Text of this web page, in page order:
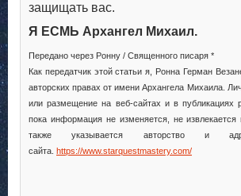
защищать вас.
Я ЕСМЬ Архангел Михаил.
Передано через Ронну / Священного писаря *
Как передатчик этой статьи я, Ронна Герман
авторских правах от имени Архангела Михаила.
или размещение на веб-сайтах и в публикациях
пока информация не изменяется, не
также указывается авторство и
сайта. https://www.starquestmastery.com/